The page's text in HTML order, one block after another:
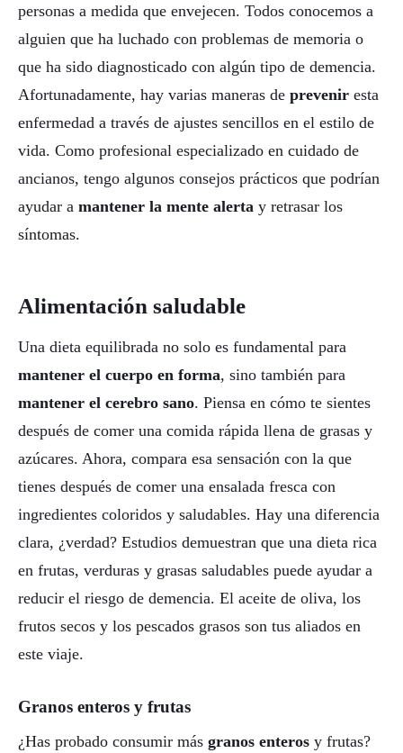
personas a medida que envejecen. Todos conocemos a
alguien que ha luchado con problemas de memoria o
que ha sido diagnosticado con algún tipo de demencia.
Afortunadamente, hay varias maneras de prevenir esta
enfermedad a través de ajustes sencillos en el estilo de
vida. Como profesional especializado en cuidado de
ancianos, tengo algunos consejos prácticos que podrían
ayudar a mantener la mente alerta y retrasar los
síntomas.
Alimentación saludable
Una dieta equilibrada no solo es fundamental para
mantener el cuerpo en forma, sino también para
mantener el cerebro sano. Piensa en cómo te sientes
después de comer una comida rápida llena de grasas y
azúcares. Ahora, compara esa sensación con la que
tienes después de comer una ensalada fresca con
ingredientes coloridos y saludables. Hay una diferencia
clara, ¿verdad? Estudios demuestran que una dieta rica
en frutas, verduras y grasas saludables puede ayudar a
reducir el riesgo de demencia. El aceite de oliva, los
frutos secos y los pescados grasos son tus aliados en
este viaje.
Granos enteros y frutas
¿Has probado consumir más granos enteros y frutas?